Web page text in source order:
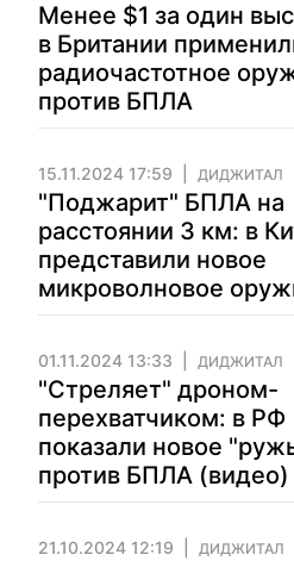
Менее $1 за один
в Британии
радиочастотное
против БПЛА
15.11.2024 17:59 ДИДЖИТАЛ
"Поджарит" БПЛА на
расстоянии 3 км: в
представили новое
микроволновое
01.11.2024 13:33 ДИДЖИТАЛ
"Стреляет" дроном-
перехватчиком: в РФ
показали новое
против БПЛА (видео)
21.10.2024 12:19 ДИДЖИТАЛ